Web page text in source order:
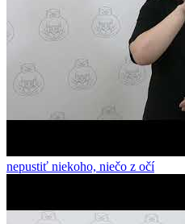
nepustiť niekoho, niečo z očí